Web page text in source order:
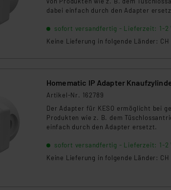
dieser Drittanbieter umfasst daher ggf. auch
Nähere Infos zu diesen Drittanbietern und zu
Für die USA besteht kein
Datenschutz nach EU-Standards eingestuft
Impressum|Datenschutzerklärung
dabei einfach durch den Adapter
sofort versandfertig - Lieferzeit: 1-2
Keine Lieferung in folgende Länder: CH
Homematic IP Adapter
Artikel-Nr. 162789
Der Adapter für KESO ermöglicht bei
Produkten wie z. B. dem
einfach durch den Adapter ersetzt.
sofort versandfertig - Lieferzeit: 1-2
Keine Lieferung in folgende Länder: CH